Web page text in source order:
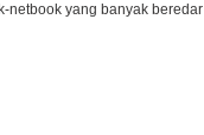
netbook yang banyak beredar